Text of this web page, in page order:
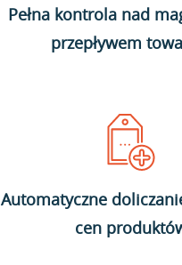
Pełna kontrola nad
przepływem
Automatyczne
cen